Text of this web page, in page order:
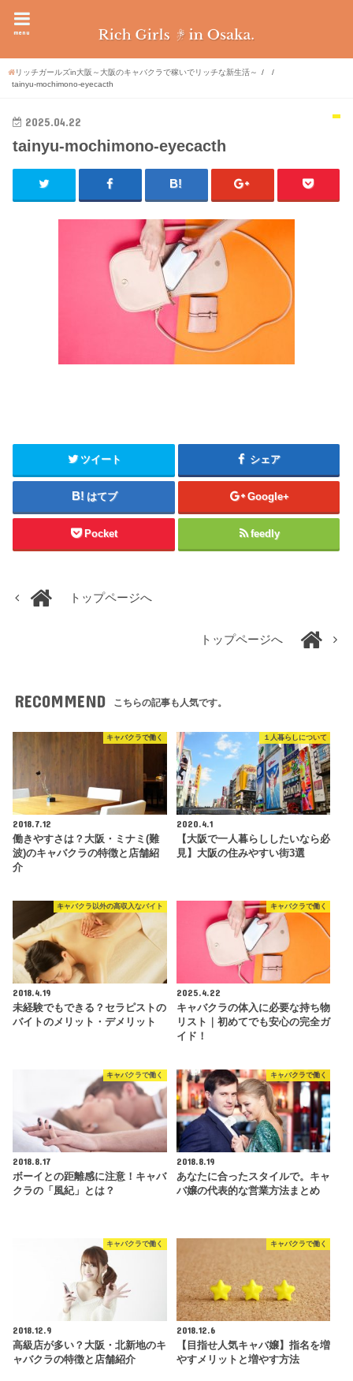
menu
リッチガールズin大阪～大阪のキャバクラで稼いでリッチな新生活～
tainyu-mochimono-eyecacth
2025.04.22
tainyu-mochimono-eyecacth
ツイート シェア
はてブ Google+
Pocket feedly
トップページへ
トップページへ
RECOMMEND こちらの記事も人気です。
キャバクラで働く
2018.7.12
働きやすさは？大阪・ミナミ(難
波)のキャバクラの特徴と店舗紹
介
１人暮らしについて
2020.4.1
【大阪で一人暮らししたいなら必
見】大阪の住みやすい街3選
キャバクラ以外の高収入なバイト
2018.4.19
未経験でもできる？セラピストの
バイトのメリット・デメリット
キャバクラで働く
2025.4.22
キャバクラの体入に必要な持ち物
リスト｜初めてでも安心の完全ガ
イド！
キャバクラで働く
2018.8.17
ボーイとの距離感に注意！キャバ
クラの「風紀」とは？
キャバクラで働く
2018.8.19
あなたに合ったスタイルで。キャ
バ嬢の代表的な営業方法まとめ
キャバクラで働く
2018.12.9
高級店が多い？大阪・北新地のキ
ャバクラの特徴と店舗紹介
キャバクラで働く
2018.12.6
【目指せ人気キャバ嬢】指名を増
やすメリットと増やす方法